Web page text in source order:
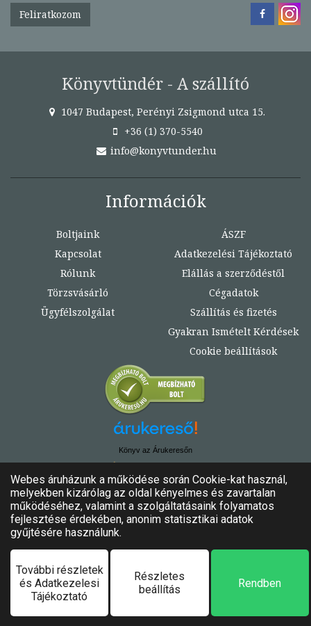
Feliratkozom
Könyvtündér - A szállító
1047 Budapest, Perényi Zsigmond utca 15.
+36 (1) 370-5540
info@konyvtunder.hu
Információk
Boltjaink
Kapcsolat
Rólunk
Törzsvásárló
Ügyfélszolgálat
ÁSZF
Adatkezelési Tájékoztató
Elállás a szerződéstől
Cégadatok
Szállítás és fizetés
Gyakran Ismételt Kérdések
Cookie beállítások
Könyv az Árukeresőn
Minden jog fenntartva!
Felhasználási feltételek